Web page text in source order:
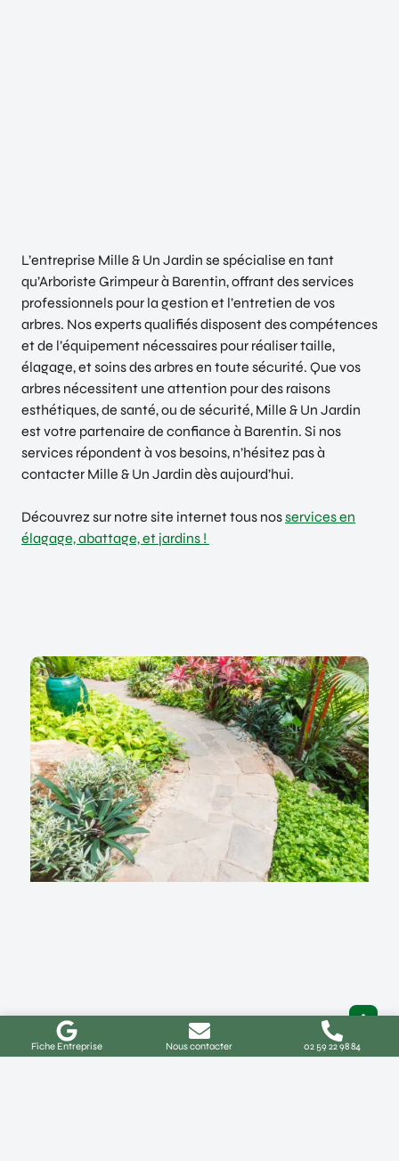
Fiche Entreprise Nous contacter 02 59 22 98 84
L’entreprise Mille & Un Jardin se spécialise en tant
qu’Arboriste Grimpeur à Barentin, offrant des services
professionnels pour la gestion et l’entretien de vos
arbres. Nos experts qualifiés disposent des compétences
et de l’équipement nécessaires pour réaliser taille,
élagage, et soins des arbres en toute sécurité. Que vos
arbres nécessitent une attention pour des raisons
esthétiques, de santé, ou de sécurité, Mille & Un Jardin
est votre partenaire de confiance à Barentin. Si nos
services répondent à vos besoins, n’hésitez pas à
contacter Mille & Un Jardin dès aujourd’hui.
Découvrez sur notre site internet tous nosservices en
élagage, abattage, et jardins !